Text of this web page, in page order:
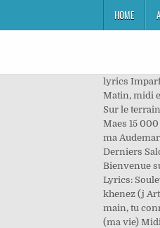
HOME
lyrics
Matin, midi
Sur le
Maes 15
ma
Derniers
Bienvenue
Lyrics:
khenez (j
main, tu
(ma vie)